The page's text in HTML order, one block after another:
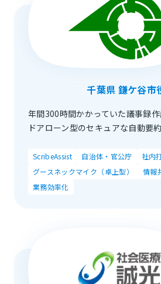
千葉県 鎌ケ谷市
年間300時間かかっていた議事録
ドアローン型のセキュアな自動要約
ScribeAssist 自治体・官公庁 社内
グースネックマイク（卓上型）
情報
業務効率化